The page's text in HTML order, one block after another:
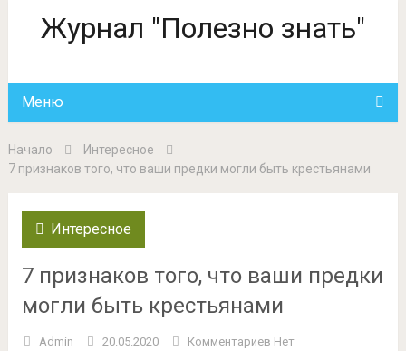
Журнал "Полезно знать"
Меню
Начало
Интересное
7 признаков того, что ваши предки могли быть крестьянами
Интересное
7 признаков того, что ваши предки
могли быть крестьянами
Admin 20.05.2020 Комментариев Нет